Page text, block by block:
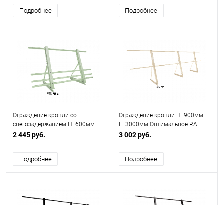
Подробнее Подробнее
Ограждение кровли со
снегозадержанием H=600мм
L=2000мм Zn RAL 6019
2 445 руб.
Подробнее
Ограждение кровли H=900мм
L=3000мм Оптимальное RAL
1015
3 002 руб.
Подробнее